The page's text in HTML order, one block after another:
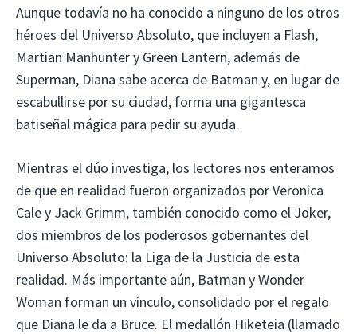
Aunque todavía no ha conocido a ninguno de los otros
héroes del Universo Absoluto, que incluyen a Flash,
Martian Manhunter y Green Lantern, además de
Superman, Diana sabe acerca de Batman y, en lugar de
escabullirse por su ciudad, forma una gigantesca
batiseñal mágica para pedir su ayuda.
Mientras el dúo investiga, los lectores nos enteramos
de que en realidad fueron organizados por Veronica
Cale y Jack Grimm, también conocido como el Joker,
dos miembros de los poderosos gobernantes del
Universo Absoluto: la Liga de la Justicia de esta
realidad. Más importante aún, Batman y Wonder
Woman forman un vínculo, consolidado por el regalo
que Diana le da a Bruce. El medallón Hiketeia (llamado